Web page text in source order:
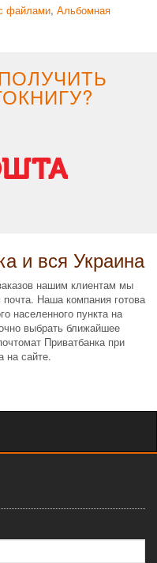
файлами, Альбомная
и вся Украина
нашим клиентам мы
Наша компания готова
населенного пункта на
выбрать ближайшее
Приватбанка при
на сайте.